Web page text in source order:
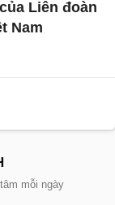
Liên đoàn
Nam
mỗi ngày